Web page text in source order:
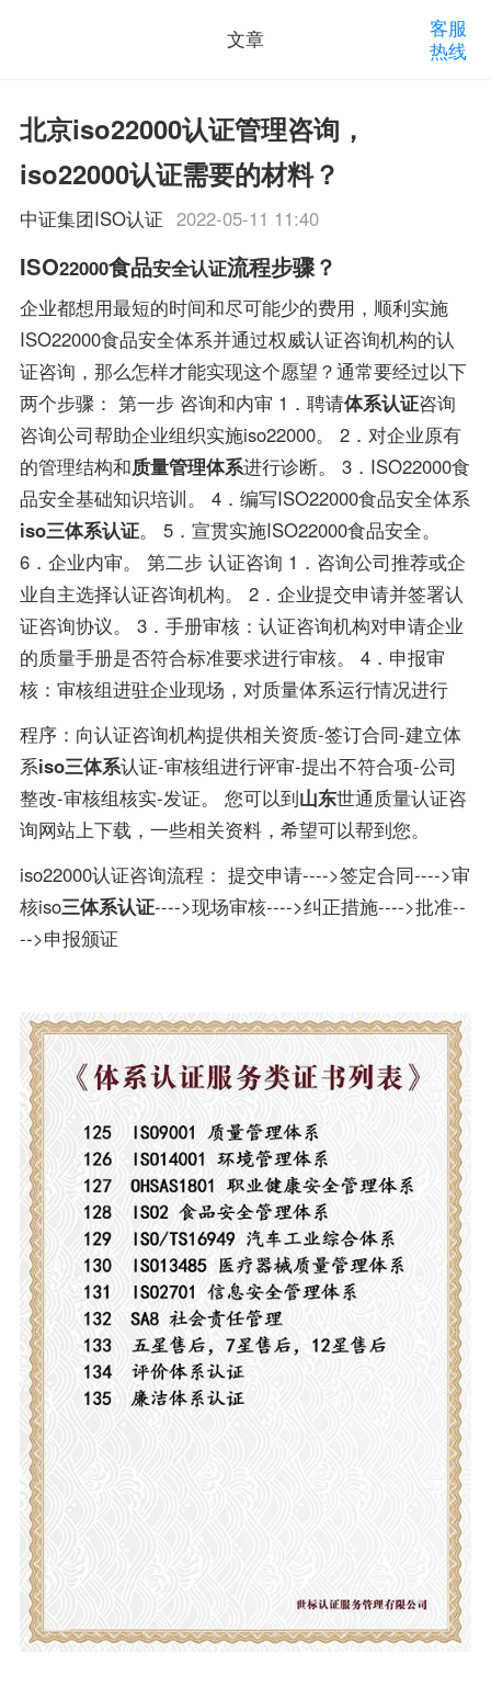
文章
客服
热线
北京iso22000认证管理咨询，
iso22000认证需要的材料？
中证集团ISO认证 2022-05-11 11:40
ISO22000食品安全认证流程步骤？
企业都想用最短的时间和尽可能少的费用，顺利实施
ISO22000食品安全体系并通过权威认证咨询机构的认
证咨询，那么怎样才能实现这个愿望？通常要经过以下
两个步骤： 第一步 咨询和内审 1．聘请体系认证咨询
咨询公司帮助企业组织实施iso22000。 2．对企业原有
的管理结构和质量管理体系进行诊断。 3．ISO22000食
品安全基础知识培训。 4．编写ISO22000食品安全体系
iso三体系认证。 5．宣贯实施ISO22000食品安全。
6．企业内审。 第二步 认证咨询 1．咨询公司推荐或企
业自主选择认证咨询机构。 2．企业提交申请并签署认
证咨询协议。 3．手册审核：认证咨询机构对申请企业
的质量手册是否符合标准要求进行审核。 4．申报审
核：审核组进驻企业现场，对质量体系运行情况进行
程序：向认证咨询机构提供相关资质-签订合同-建立体
系iso三体系认证-审核组进行评审-提出不符合项-公司
整改-审核组核实-发证。 您可以到山东世通质量认证咨
询网站上下载，一些相关资料，希望可以帮到您。
iso22000认证咨询流程： 提交申请---->签定合同---->审
核iso三体系认证---->现场审核---->纠正措施---->批准--
-->申报颁证